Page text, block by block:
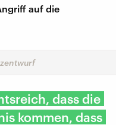
auf die
dass die
kommen, dass